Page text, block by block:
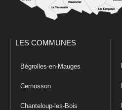
LES COMMUNES
Bégrolles-en-Mauges
Cernusson
Chanteloup-les-Bois